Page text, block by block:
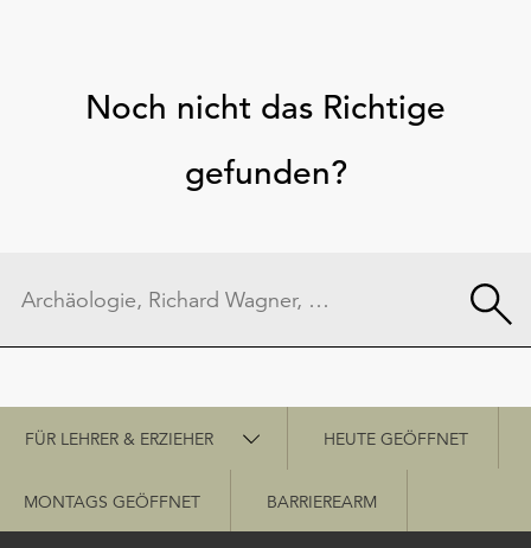
Noch nicht das Richtige
gefunden?
Schnellzugriff
FÜR LEHRER & ERZIEHER HEUTE GEÖFFNET
MONTAGS GEÖFFNET BARRIEREARM